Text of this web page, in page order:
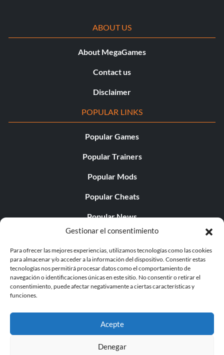
Gestionar el consentimiento
Para ofrecer las mejores experiencias, utilizamos tecnologías como las cookies
para almacenar y/o acceder a la información del dispositivo. Consentir estas
tecnologías nos permitirá procesar datos como el comportamiento de
navegación o identificaciones únicas en este sitio. No consentir o retirar el
consentimiento, puede afectar negativamente a ciertas características y
funciones.
Acepte
Denegar
ABOUT US
About MegaGames
Contact us
Disclaimer
POPULAR LINKS
Popular Games
Popular Trainers
Popular Mods
Popular Cheats
Popular News
Popular Editorials
Popular Free Games
LATEST UPDATES